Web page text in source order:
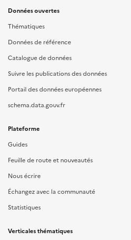
Données ouvertes
Thématiques
Données de référence
Catalogue de données
Suivre les publications des données
Portail des données européennes
schema.data.gouv.fr
Plateforme
Guides
Feuille de route et nouveautés
Nous écrire
Échangez avec la communauté
Statistiques
Verticales thématiques